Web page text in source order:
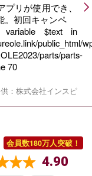
リが使用でき、
。初回キャンペ
variable $text in
public_html/
parts/parts-
70
：株式会社インスピ
会員数180万人突破！
4.90